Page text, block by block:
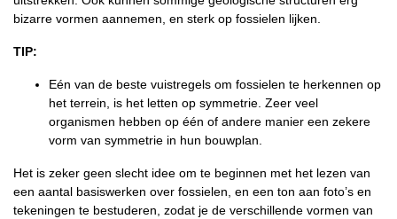
bizarre vormen aannemen, en sterk op fossielen lijken.
TIP:
Eén van de beste vuistregels om fossielen te herkennen op
het terrein, is het letten op symmetrie. Zeer veel
organismen hebben op één of andere manier een zekere
vorm van symmetrie in hun bouwplan.
Het is zeker geen slecht idee om te beginnen met het lezen van
een aantal basiswerken over fossielen, en een ton aan foto’s en
tekeningen te bestuderen, zodat je de verschillende vormen van